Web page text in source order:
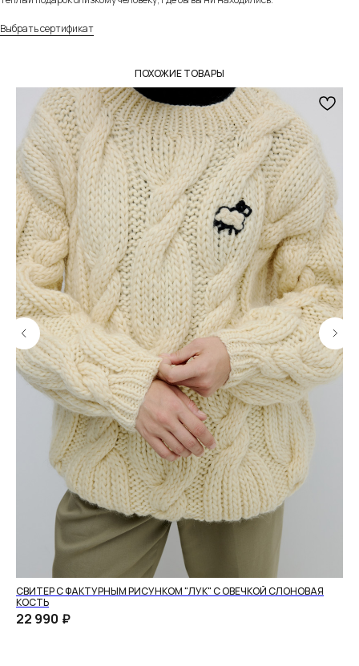
Выбрать сертификат
ПОХОЖИЕ ТОВАРЫ
СВИТЕР С ФАКТУРНЫМ РИСУНКОМ "ЛУК" С ОВЕЧКОЙ СЛОНОВАЯ
КОСТЬ
22 990 ₽